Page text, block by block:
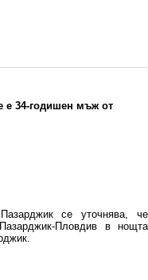
е 34-годишен мъж от
се уточнява, че
Пловдив в нощта